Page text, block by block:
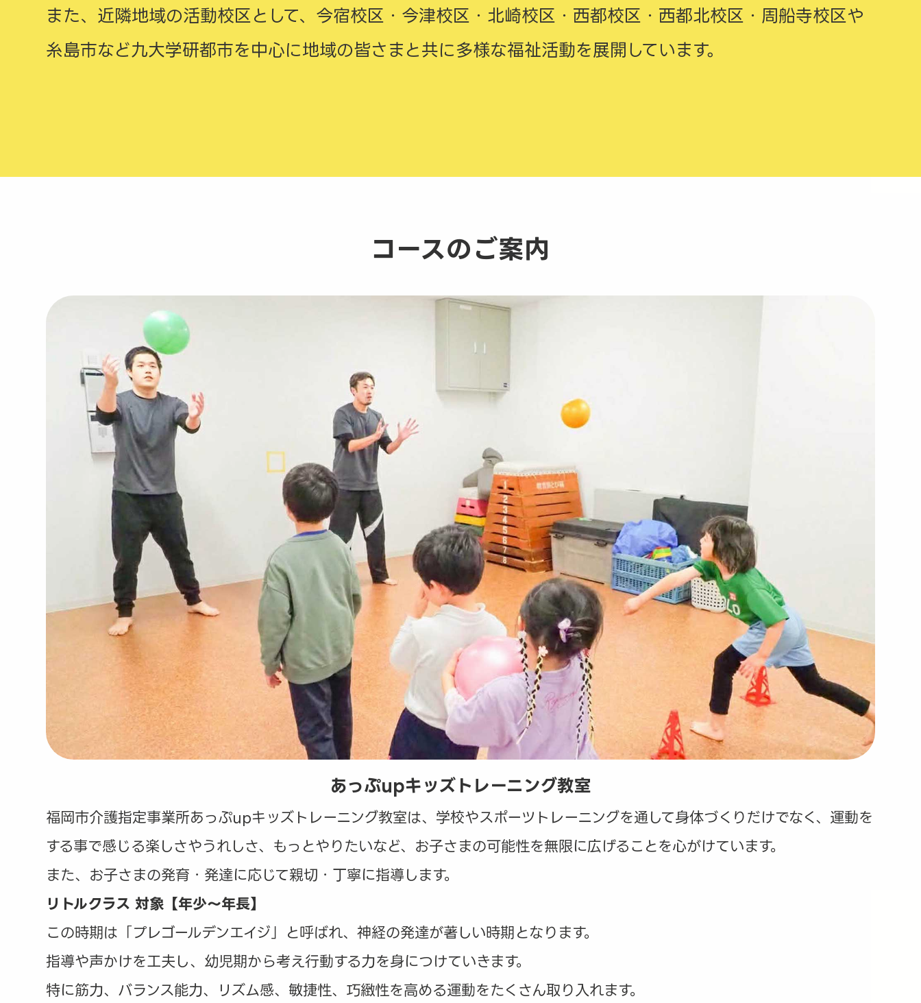
また、近隣地域の活動校区として、今宿校区・今津校区・北崎校区・西都校区・西都北校区・周船寺校区や
糸島市など九大学研都市を中心に地域の皆さまと共に多様な福祉活動を展開しています。
コースのご案内
あっぷupキッズトレーニング教室
福岡市介護指定事業所あっぷupキッズトレーニング教室は、学校やスポーツトレーニングを通して身体づくりだけでなく、運動を
する事で感じる楽しさやうれしさ、もっとやりたいなど、お子さまの可能性を無限に広げることを心がけています。
また、お子さまの発育・発達に応じて親切・丁寧に指導します。
リトルクラス 対象【年少～年長】
この時期は「プレゴールデンエイジ」と呼ばれ、神経の発達が著しい時期となります。
指導や声かけを工夫し、幼児期から考え行動する力を身につけていきます。
特に筋力、バランス能力、リズム感、敏捷性、巧緻性を高める運動をたくさん取り入れます。